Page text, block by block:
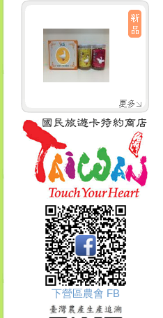
下營區農會 FB